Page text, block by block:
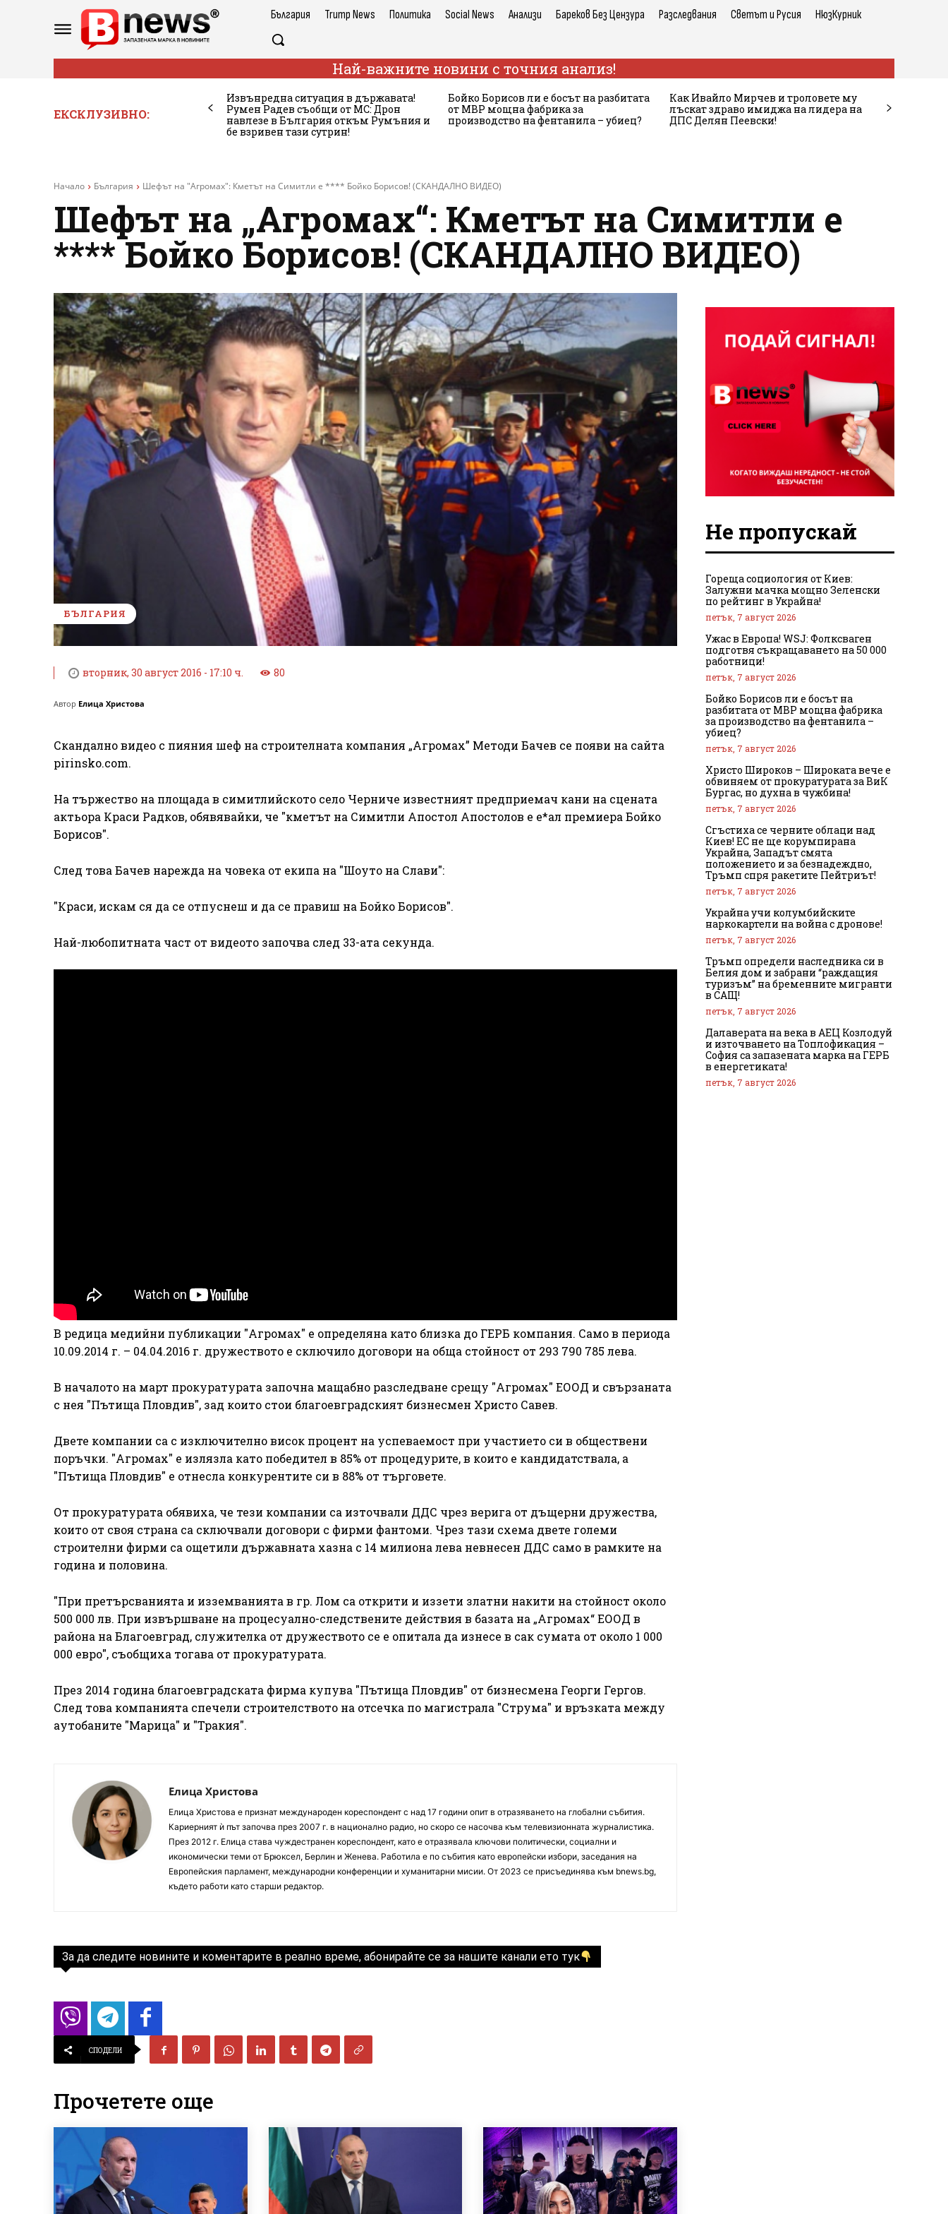
България Trump News Политика Social News Анализи Бареков Без Цензура Разследвания Светът и Русия НюзКурник
Най-важните новини с точния анализ!
ЕКСКЛУЗИВНО:
Извънредна ситуация в държавата!
Румен Радев съобщи от МС: Дрон
навлезе в България откъм Румъния и
бе взривен тази сутрин!
Бойко Борисов ли е босът на разбитата
от МВР мощна фабрика за
производство на фентанила – убиец?
Как Ивайло Мирчев и троловете му
лъскат здраво имиджа на лидера на
ДПС Делян Пеевски!
Начало България Шефът на "Агромах": Кметът на Симитли е **** Бойко Борисов! (СКАНДАЛНО ВИДЕО)
Шефът на „Агромах“: Кметът на Симитли е
**** Бойко Борисов! (СКАНДАЛНО ВИДЕО)
БЪЛГАРИЯ
вторник, 30 август 2016 - 17:10 ч. 80
Автор Елица Христова
Скандално видео с пияния шеф на строителната компания „Агромах” Методи Бачев се появи на сайта
pirinsko.com.
На тържество на площада в симитлийското село Черниче известният предприемач кани на сцената
актьора Краси Радков, обявявайки, че "кметът на Симитли Апостол Апостолов е е*ал премиера Бойко
Борисов".
След това Бачев нарежда на човека от екипа на "Шоуто на Слави":
"Краси, искам ся да се отпуснеш и да се правиш на Бойко Борисов".
Най-любопитната част от видеото започва след 33-ата секунда.
В редица медийни публикации "Агромах" е определяна като близка до ГЕРБ компания. Само в периода
10.09.2014 г. – 04.04.2016 г. дружеството е сключило договори на обща стойност от 293 790 785 лева.
В началото на март прокуратурата започна мащабно разследване срещу "Агромах" ЕООД и свързаната
с нея "Пътища Пловдив", зад които стои благоевградският бизнесмен Христо Савев.
Двете компании са с изключително висок процент на успеваемост при участието си в обществени
поръчки. "Агромах" е излязла като победител в 85% от процедурите, в които е кандидатствала, а
"Пътища Пловдив" е отнесла конкурентите си в 88% от търговете.
От прокуратурата обявиха, че тези компании са източвали ДДС чрез верига от дъщерни дружества,
които от своя страна са сключвали договори с фирми фантоми. Чрез тази схема двете големи
строителни фирми са ощетили държавната хазна с 14 милиона лева невнесен ДДС само в рамките на
година и половина.
"При претърсванията и изземванията в гр. Лом са открити и иззети златни накити на стойност около
500 000 лв. При извършване на процесуално-следствените действия в базата на „Агромах“ ЕООД в
района на Благоевград, служителка от дружеството се е опитала да изнесе в сак сумата от около 1 000
000 евро", съобщиха тогава от прокуратурата.
През 2014 година благоевградската фирма купува "Пътища Пловдив" от бизнесмена Георги Гергов.
След това компанията спечели строителството на отсечка по магистрала "Струма" и връзката между
аутобаните "Марица" и "Тракия".
Елица Христова
Елица Христова е признат международен кореспондент с над 17 години опит в отразяването на глобални събития.
Кариерният ѝ път започва през 2007 г. в национално радио, но скоро се насочва към телевизионната журналистика.
През 2012 г. Елица става чуждестранен кореспондент, като е отразявала ключови политически, социални и
икономически теми от Брюксел, Берлин и Женева. Работила е по събития като европейски избори, заседания на
Европейския парламент, международни конференции и хуманитарни мисии. От 2023 се присъединява към bnews.bg,
където работи като старши редактор.
За да следите новините и коментарите в реално време, абонирайте се за нашите канали ето тук
СПОДЕЛИ
Прочетете още
Не пропускай
Гореща социология от Киев:
Залужни мачка мощно Зеленски
по рейтинг в Украйна!
петък, 7 август 2026
Ужас в Европа! WSJ: Фолксваген
подготвя съкращаването на 50 000
работници!
петък, 7 август 2026
Бойко Борисов ли е босът на
разбитата от МВР мощна фабрика
за производство на фентанила –
убиец?
петък, 7 август 2026
Христо Широков – Широката вече е
обвиняем от прокуратурата за ВиК
Бургас, но духна в чужбина!
петък, 7 август 2026
Сгъстиха се черните облаци над
Киев! ЕС не ще корумпирана
Украйна, Западът смята
положението и за безнадеждно,
Тръмп спря ракетите Пейтриът!
петък, 7 август 2026
Украйна учи колумбийските
наркокартели на война с дронове!
петък, 7 август 2026
Тръмп определи наследника си в
Белия дом и забрани “раждащия
туризъм” на бременните мигранти
в САЩ!
петък, 7 август 2026
Далаверата на века в АЕЦ Козлодуй
и източването на Топлофикация –
София са запазената марка на ГЕРБ
в енергетиката!
петък, 7 август 2026